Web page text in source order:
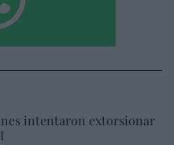
intentaron extorsionar